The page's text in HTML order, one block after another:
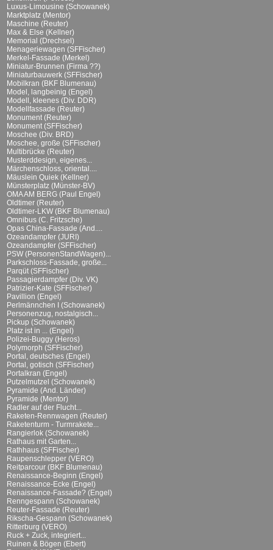
Luxus-Limousine (Schowanek)
Marktplatz (Mentor)
Maschine (Reuter)
Max & Else (Kellner)
Memorial (Drechsel)
Menageriewagen (SFFischer)
Merkel-Fassade (Merkel)
Miniatur-Brunnen (Firma ??)
Miniaturbauwerk (SFFischer)
Mobilkran (BKF Blumenau)
Model, langbeinig (Engel)
Modell, kleenes (Div. DDR)
Modellfassade (Reuter)
Monument (Reuter)
Monument (SFFischer)
Moschee (Div. BRD)
Moschee, große (SFFischer)
Multibrücke (Reuter)
Musterddesign, eigenes...
Märchenschloss, oriental....
Mäuslein Quiek (Kellner)
Münsterplatz (Münster-BV)
OMA AM BERG (Paul Engel)
Oldtimer (Reuter)
Oldtimer-LKW (BKF Blumenau)
Omnibus (C. Fritzsche)
Opas China-Fassade (And....
Ozeandampfer (JURI)
Ozeandampfer (SFFischer)
PSW (PersonenStandWagen)...
Parkschloss-Fassade, große...
Parqüt (SFFischer)
Passagierdampfer (Div. VK)
Patrizier-Kate (SFFischer)
Pavillion (Engel)
Perlmännchen I (Schowanek)
Personenzug, nostalgisch...
Pickup (Schowanek)
Platz ist in ... (Engel)
Polizei-Buggy (Heros)
Polymorph (SFFischer)
Portal, deutsches (Engel)
Portal, gotisch (SFFischer)
Portalkran (Engel)
Putzelmutzel (Schowanek)
Pyramide (And. Länder)
Pyramide (Mentor)
Radler auf der Flucht...
Raketen-Rennwagen (Reuter)
Raketenturm - Turmrakete...
Rangierlok (Schowanek)
Rathaus mit Garten...
Rathhaus (SFFischer)
Raupenschlepper (VERO)
Reitparcour (BKF Blumenau)
Renaissance-Beginn (Engel)
Renaissance-Ecke (Engel)
Renaissance-Fassade? (Engel)
Renngespann (Schowanek)
Reuter-Fassade (Reuter)
Rikscha-Gespann (Schowanek)
Ritterburg (VERO)
Ruck + Zuck, integriert...
Ruinen & Bögen (Ebert)